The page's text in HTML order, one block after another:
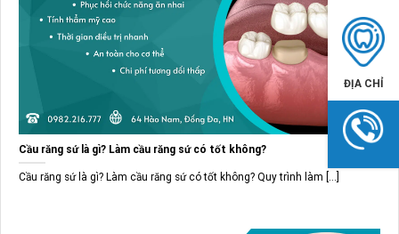
Cầu răng sứ là gì? Làm cầu răng sứ có tốt không?
Cầu răng sứ là gì? Làm cầu răng sứ có tốt không? Quy trình làm [...]
ĐỊA CHỈ